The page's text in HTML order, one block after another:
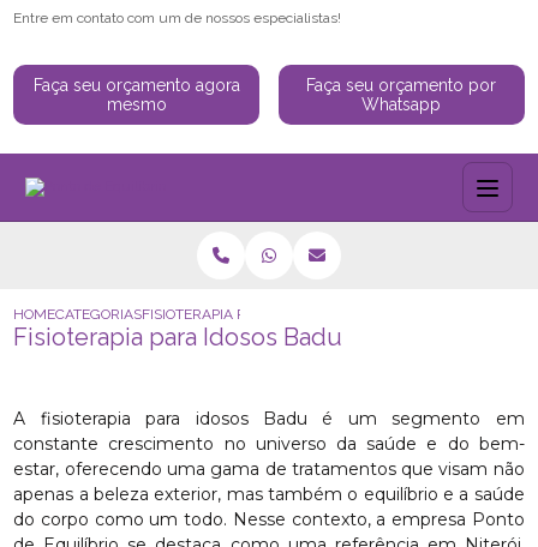
Entre em contato com um de nossos especialistas!
Faça seu orçamento agora
mesmo
Faça seu orçamento por
Whatsapp
HOMECATEGORIASFISIOTERAPIA PARA IDOSOS BADU
Fisioterapia para Idosos Badu
A fisioterapia para idosos Badu é um segmento em
constante crescimento no universo da saúde e do bem-
estar, oferecendo uma gama de tratamentos que visam não
apenas a beleza exterior, mas também o equilíbrio e a saúde
do corpo como um todo. Nesse contexto, a empresa Ponto